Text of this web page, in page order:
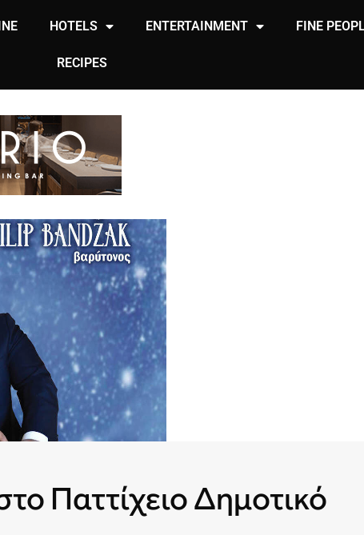
HOTELS ENTERTAINMENT FINE
RECIPES
Παττίχειο Δημοτικό